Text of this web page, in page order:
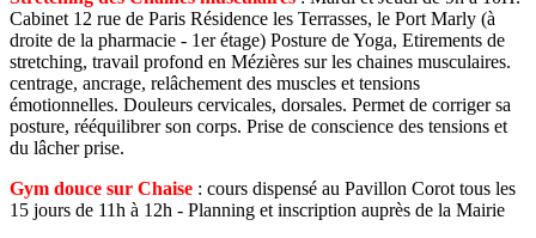
Cabinet 12 rue de Paris Résidence les Terrasses, le Port Marly (à
droite de la pharmacie - 1er étage) Posture de Yoga, Etirements de
stretching, travail profond en Mézières sur les chaines musculaires.
centrage, ancrage, relâchement des muscles et tensions
émotionnelles. Douleurs cervicales, dorsales. Permet de corriger sa
posture, rééquilibrer son corps. Prise de conscience des tensions et
du lâcher prise.
Gym douce sur Chaise : cours dispensé au Pavillon Corot tous les
15 jours de 11h à 12h - Planning et inscription auprès de la Mairie